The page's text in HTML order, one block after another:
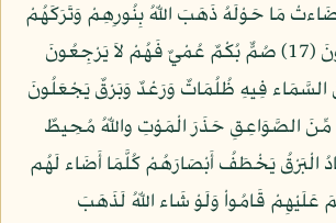
مَا حَوْلَهُ ذَهَبَ اللّهُ بِنُورِهِمْ وَتَرَكَهُمْ
فِي ظُلُمَاتٍ لاَّ يُبْصِرُونَ (17) صُمٌّ بُكْمٌ عُمْيٌ فَهُمْ لاَ يَرْجِعُونَ
السَّمَاء فِيهِ ظُلُمَاتٌ وَرَعْدٌ وَبَرْقٌ يَجْعَلُونَ
مِّنَ الصَّوَاعِقِ حَذَرَ الْمَوْتِ واللّهُ مُحِيطٌ
(19) يَكَادُ الْبَرْقُ يَخْطَفُ أَبْصَارَهُمْ كُلَّمَا أَضَاء لَهُم
عَلَيْهِمْ قَامُواْ وَلَوْ شَاء اللّهُ لَذَهَبَ